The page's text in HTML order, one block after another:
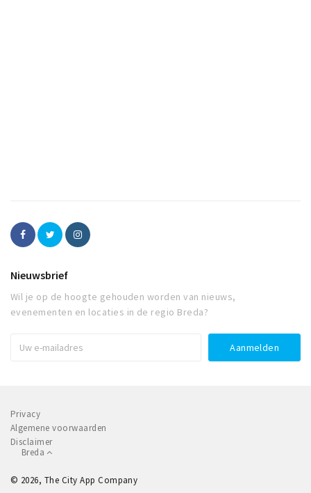
Nieuwsbrief
Wil je op de hoogte gehouden worden van nieuws,
evenementen en locaties in de regio Breda?
Privacy
Algemene voorwaarden
Disclaimer
Breda
© 2026, The City App Company